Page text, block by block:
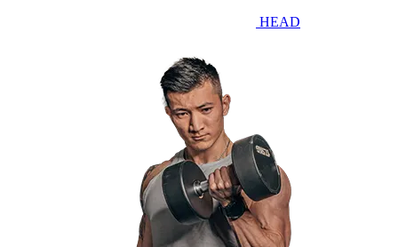
HEAD